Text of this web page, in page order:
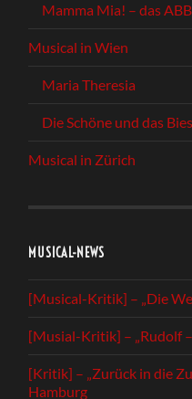
Mamma Mia! – das
Musical in Wien
Maria Theresia
Die Schöne und das
Musical in Zürich
MUSICAL-NEWS
[Musical-Kritik] – „Die
[Musial-Kritik] – „Rudolf
[Kritik] – „Zurück in die
Hamburg